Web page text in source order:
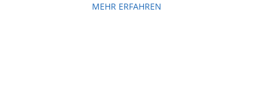
MEHR ERFAHREN